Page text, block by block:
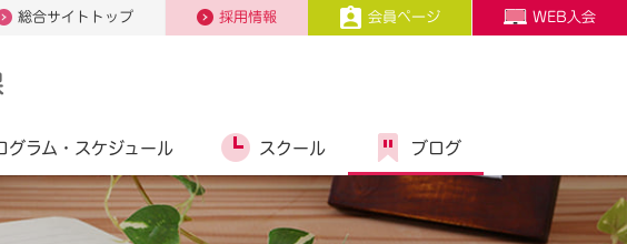
総合サイトトップ 採用情報 会員ページ WEB入会
グラム・ スケジュール スクール ブログ